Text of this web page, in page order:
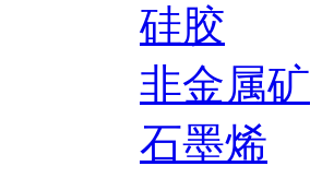
硅胶
非金属矿
石墨烯